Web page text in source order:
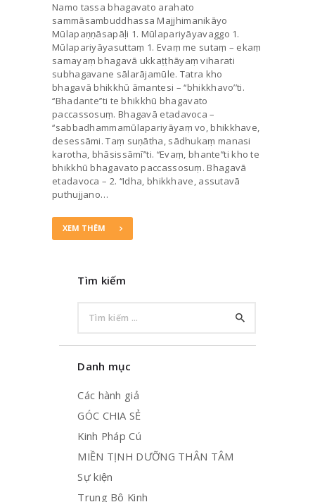
Namo tassa bhagavato arahato
sammāsambuddhassa Majjhimanikāyo
Mūlapaṇṇāsapāḷi 1. Mūlapariyāyavaggo 1.
Mūlapariyāyasuttaṃ 1. Evaṃ me sutaṃ – ekaṃ
samayaṃ bhagavā ukkaṭṭhāyaṃ viharati
subhagavane sālarājamūle. Tatra kho
bhagavā bhikkhū āmantesi – ‘‘bhikkhavo’’ti.
‘‘Bhadante’’ti te bhikkhū bhagavato
paccassosuṃ. Bhagavā etadavoca –
‘‘sabbadhammamūlapariyāyaṃ vo, bhikkhave,
desessāmi. Taṃ suṇātha, sādhukaṃ manasi
karotha, bhāsissāmī’’ti. ‘‘Evaṃ, bhante’’ti kho te
bhikkhū bhagavato paccassosuṃ. Bhagavā
etadavoca – 2. ‘‘Idha, bhikkhave, assutavā
puthujjano…
XEM THÊM
Tìm kiếm
kiếm
Danh mục
Các hành giả
GÓC CHIA SẺ
Kinh Pháp Cú
MIỀN TỊNH DƯỠNG THÂN TÂM
Sự kiện
Trung Bộ Kinh